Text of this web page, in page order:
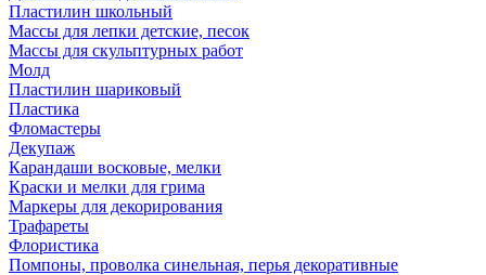
Пластилин школьный
Массы для лепки детские, песок
Массы для скульптурных работ
Молд
Пластилин шариковый
Пластика
Фломастеры
Декупаж
Карандаши восковые, мелки
Краски и мелки для грима
Маркеры для декорирования
Трафареты
Флористика
Помпоны, проволка синельная, перья декоративные